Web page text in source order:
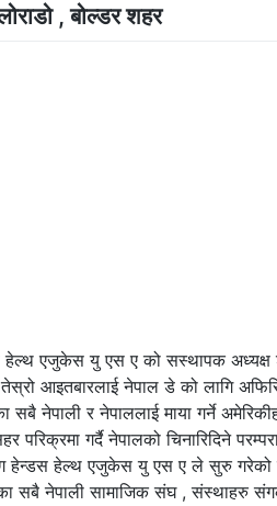
, बोल्डर शहर
को सस्थापक अध्यक्ष श्री
आइतबारलाई नेपाल डे को लागि
सबै नेपाली र नेपाललाई माया गर्ने
परिक्रमा गर्दै नेपालको चिनारिदिने
ए ले सुरु गरेको र रक्की
सबै नेपाली सामाजिक संघ , संस्थाहरु